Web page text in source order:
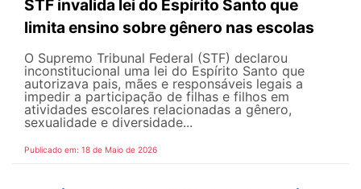
STF invalida lei do Espírito Santo que
limita ensino sobre gênero nas escolas
O Supremo Tribunal Federal (STF) declarou
inconstitucional uma lei do Espírito Santo que
autorizava pais, mães e responsáveis legais ​​a
impedir a participação de filhas e filhos em
atividades escolares relacionadas a gênero,
sexualidade e diversidade...
Publicado em: 18 de Maio de 2026